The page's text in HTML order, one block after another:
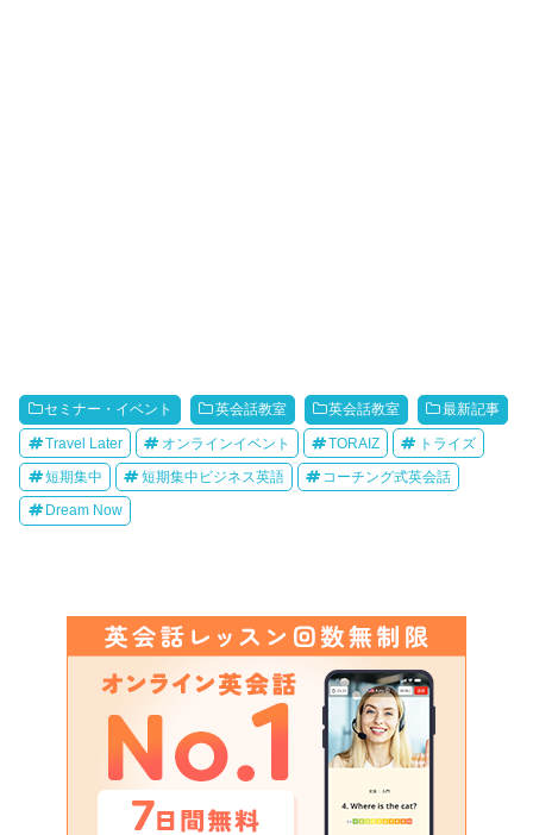
セミナー・イベント 英会話教室 英会話教室 最新記事
Travel Later オンラインイベント TORAIZ トライズ
短期集中 短期集中ビジネス英語 コーチング式英会話
Dream Now